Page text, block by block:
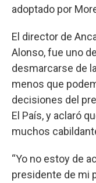
adoptado por
El director de
Alonso, fue uno
desmarcarse de
menos que
decisiones del
El País, y aclaró
muchos
“Yo no estoy de
presidente de mi